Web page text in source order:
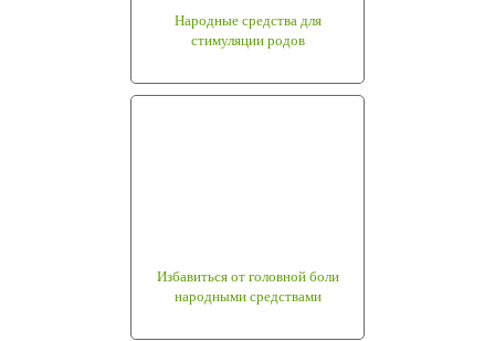
Народные средства для
стимуляции родов
Избавиться от головной боли
народными средствами